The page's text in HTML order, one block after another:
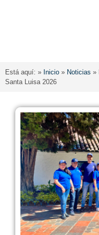
Está aquí: » Inicio » Noticias »
Santa Luisa 2026